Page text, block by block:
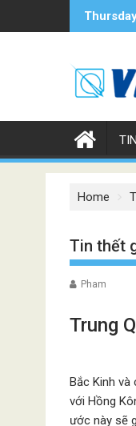
Home
Tin thết
Pham
Trung
Bắc Kinh và
với Hồng
ước này sẽ